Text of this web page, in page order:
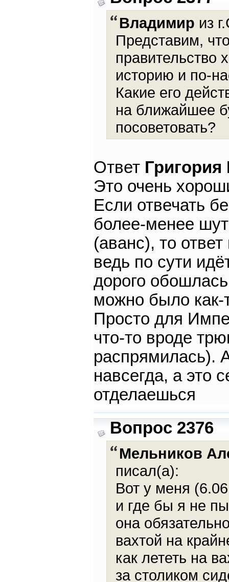
Владимир из
Представим,
правительство
историю и по-
Какие его
на ближайшее
посоветовать?
Ответ
Это очень
Если отвечать
более-менее
(аванс), то
ведь по сути
дорого
можно было как-
Просто для
что-то вроде
распрямилась).
навсегда, а это
отделаешься
Вопрос 2376
Мельников
писал(а):
Вот у меня
и где бы я не
она
вахтой на
как лететь на
за столиком